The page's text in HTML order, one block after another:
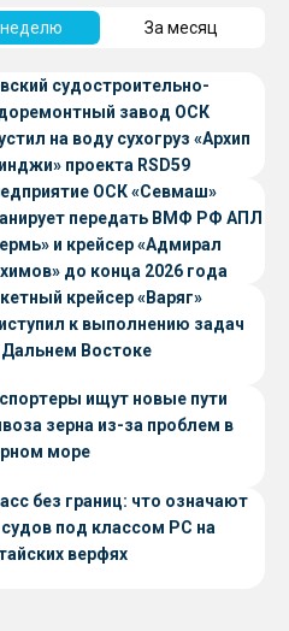
За месяц
судостроительно-
завод ОСК
на воду сухогруз «Архип
проекта RSD59
ОСК «Севмаш»
передать ВМФ РФ АПЛ
и крейсер «Адмирал
до конца 2026 года
крейсер «Варяг»
к выполнению задач
Дальнем Востоке
ищут новые пути
зерна из-за проблем в
море
без границ: что означают
судов под классом РС на
верфях